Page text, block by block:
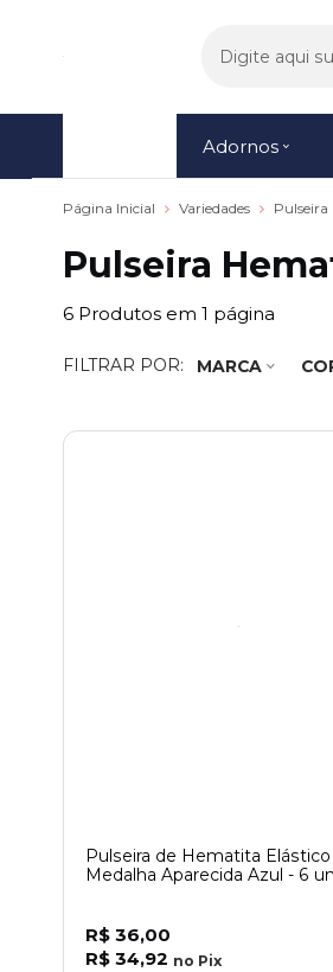
Adornos
Página Inicial Variedades
Pulseira
6 Produtos em 1 página
FILTRAR POR: MARCA
Pulseira de Hematita
Medalha Aparecida Azul - 6
R$ 36,00
R$ 34,92 no Pix